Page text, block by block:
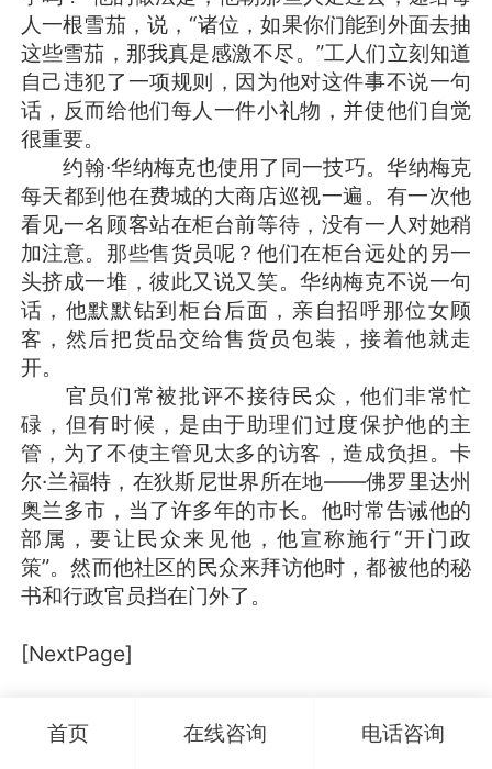
人一根雪茄，说，“诸位，如果你们能到外面去抽
这些雪茄，那我真是感激不尽。”工人们立刻知道
自己违犯了一项规则，因为他对这件事不说一句
话，反而给他们每人一件小礼物，并使他们自觉
很重要。
约翰·华纳梅克也使用了同一技巧。华纳梅克
每天都到他在费城的大商店巡视一遍。有一次他
看见一名顾客站在柜台前等待，没有一人对她稍
加注意。那些售货员呢？他们在柜台远处的另一
头挤成一堆，彼此又说又笑。华纳梅克不说一句
话，他默默钻到柜台后面，亲自招呼那位女顾
客，然后把货品交给售货员包装，接着他就走
开。
官员们常被批评不接待民众，他们非常忙
碌，但有时候，是由于助理们过度保护他的主
管，为了不使主管见太多的访客，造成负担。卡
尔·兰福特，在狄斯尼世界所在地——佛罗里达州
奥兰多市，当了许多年的市长。他时常告诫他的
部属，要让民众来见他，他宣称施行“开门政
策”。然而他社区的民众来拜访他时，都被他的秘
书和行政官员挡在门外了。
[NextPage]
室的大门拆了。他的助手们知道了这件事，从此
首页 在线咨询 电话咨询